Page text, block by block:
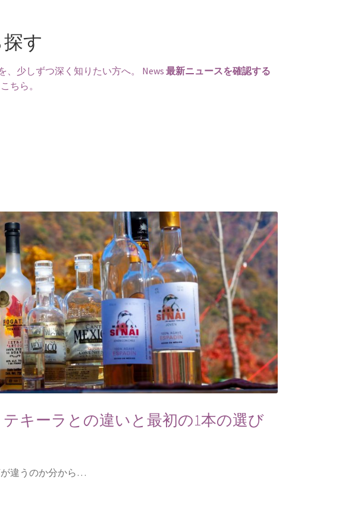
す
、少しずつ深く知りたい方へ。 News 最新ニュースを確認する
ちら。
キーラとの違いと最初の1本の選び
が違うのか分から…